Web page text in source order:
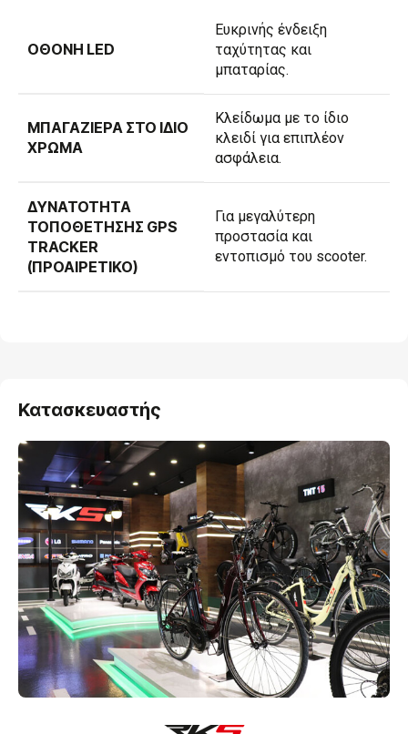
ΟΘΌΝΗ LED
Ευκρινής ένδειξη
ταχύτητας και
μπαταρίας.
ΜΠΑΓΑΖΙΈΡΑ ΣΤΟ ΊΔΙΟ
ΧΡΏΜΑ
Κλείδωμα με το ίδιο
κλειδί για επιπλέον
ασφάλεια.
ΔΥΝΑΤΌΤΗΤΑ
ΤΟΠΟΘΈΤΗΣΗΣ GPS
TRACKER
(ΠΡΟΑΙΡΕΤΙΚΌ)
Για μεγαλύτερη
προστασία και
εντοπισμό του scooter.
Κατασκευαστής